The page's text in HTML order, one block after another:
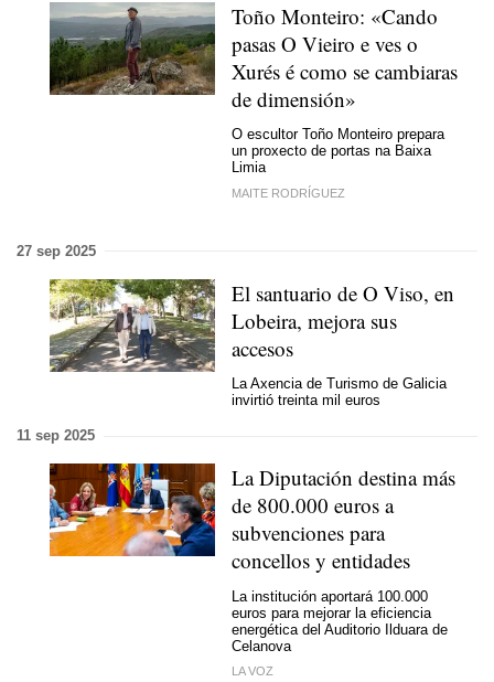
Toño Monteiro: «Cando
pasas O Vieiro e ves o
Xurés é como se cambiaras
de dimensión»
O escultor Toño Monteiro prepara
un proxecto de portas na Baixa
Limia
MAITE RODRÍGUEZ
27 sep 2025
El santuario de O Viso, en
Lobeira, mejora sus
accesos
La Axencia de Turismo de Galicia
invirtió treinta mil euros
11 sep 2025
La Diputación destina más
de 800.000 euros a
subvenciones para
concellos y entidades
La institución aportará 100.000
euros para mejorar la eficiencia
energética del Auditorio Ilduara de
Celanova
LA VOZ